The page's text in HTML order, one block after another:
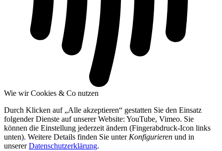
Wie wir Cookies & Co nutzen
Durch Klicken auf „Alle akzeptieren“ gestatten Sie den Einsatz
folgender Dienste auf unserer Website: YouTube, Vimeo. Sie
können die Einstellung jederzeit ändern (Fingerabdruck-Icon links
unten). Weitere Details finden Sie unter Konfigurieren und in
unsererDatenschutzerklärung.